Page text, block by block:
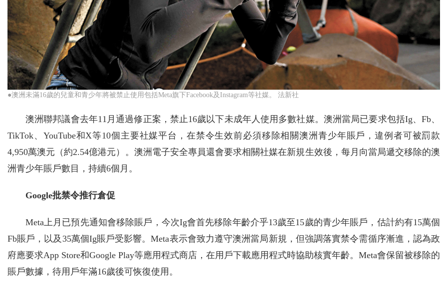
●澳洲未滿16歲的兒童和青少年將被禁止使用包括Meta旗下Facebook及Instagram等社媒。 法新社
澳洲聯邦議會去年11月通過修正案，禁止16歲以下未成年人使用多數社媒。澳洲當局已要求包括Ig、Fb、
TikTok、YouTube和X等10個主要社媒平台，在禁令生效前必須移除相關澳洲青少年賬戶，違例者可被罰款
4,950萬澳元（約2.54億港元）。澳洲電子安全專員還會要求相關社媒在新規生效後，每月向當局遞交移除的澳
洲青少年賬戶數目，持續6個月。
Google批禁令推行倉促
Meta上月已預先通知會移除賬戶，今次Ig會首先移除年齡介乎13歲至15歲的青少年賬戶，估計約有15萬個
Fb賬戶，以及35萬個Ig賬戶受影響。Meta表示會致力遵守澳洲當局新規，但強調落實禁令需循序漸進，認為政
府應要求App Store和Google Play等應用程式商店，在用戶下載應用程式時協助核實年齡。Meta會保留被移除的
賬戶數據，待用戶年滿16歲後可恢復使用。